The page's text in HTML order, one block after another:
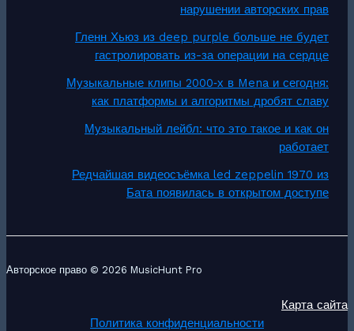
нарушении авторских прав
Гленн Хьюз из deep purple больше не будет
гастролировать из-за операции на сердце
Музыкальные клипы 2000‑х в Mena и сегодня:
как платформы и алгоритмы дробят славу
Музыкальный лейбл: что это такое и как он
работает
Редчайшая видеосъёмка led zeppelin 1970 из
Бата появилась в открытом доступе
Авторское право © 2026 MusicHunt Pro
Карта сайта
Политика конфиденциальности